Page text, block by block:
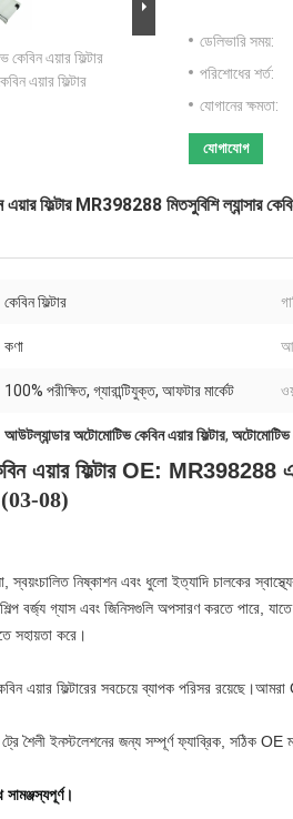
এয়ার ফিল্টার
এয়ার ফিল্টার
ডেলিভারি সময়:
পরিশোধের শর্ত:
যোগানের ক্ষমতা:
যোগাযোগ
ফিল্টার MR398288 মিতসুবিশি ল্যান্সার
কেবিন ফিল্টার
কণা
100% পরীক্ষিত, গ্যারান্টিযুক্ত, আফটার মার্কেট
আউটল্যান্ডার অটোমোটিভ কেবিন এয়ার ফিল্টার, অটোমোটিভ
এয়ার ফিল্টার OE: MR398288
(03-08)
নিষ্কাশন এবং ধুলো ইত্যাদি চালকের
বর্জ্য গ্যাস এবং জিনিসগুলি অপসারণ করতে পারে,
সহায়তা করে।
এয়ার ফিল্টারের সবচেয়ে ব্যাপক পরিসর
শৈলী ইনস্টলেশনের জন্য সম্পূর্ণ ফ্যাব্রিক, সঠিক OE
সামঞ্জস্যপূর্ণ।